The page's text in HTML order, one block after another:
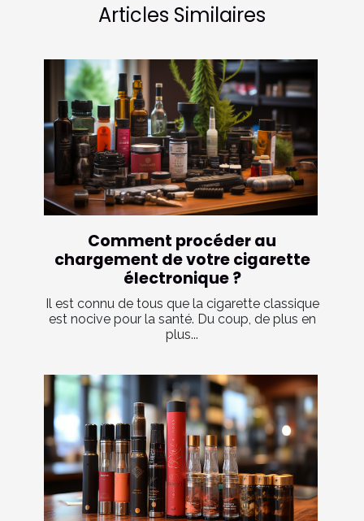
Articles Similaires
Comment procéder au
chargement de votre cigarette
électronique ?
Il est connu de tous que la cigarette classique
est nocive pour la santé. Du coup, de plus en
plus...